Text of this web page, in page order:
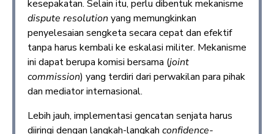
kesepakatan. Selain itu, perlu dibentuk mekanisme
dispute resolution yang memungkinkan
penyelesaian sengketa secara cepat dan efektif
tanpa harus kembali ke eskalasi militer. Mekanisme
ini dapat berupa komisi bersama (joint
commission) yang terdiri dari perwakilan para pihak
dan mediator internasional.
Lebih jauh, implementasi gencatan senjata harus
diiringi dengan langkah-langkah confidence-